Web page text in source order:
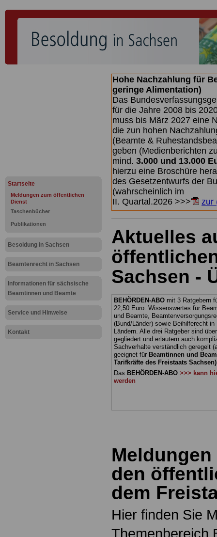
Startseite
Meldungen zum öffentlichen
Dienst
Taschenbücher
Publikationen
Besoldung in Sachsen
Beamtenrecht in Sachsen
Informationen für sächsische
Beamtinnen und Beamte
Service und Hinweise
Kontakt
Hohe Nachzahlung für
geringe Alimentation)
Das
für die Jahre 2008 bis
muss bis März 2027 eine
die zun hohen
(Beamte &
geben (Medienberichten
mind. 3.000 und 13.000
hierzu eine Broschüre
des Gesetzentwurfs der
(wahrscheinlich im
II. Quartal.2026 >>>
zur
Aktuelles
Sachsen -
BEHÖRDEN-ABO mit 3 Ratgebern
22,50 Euro: Wissenswertes für
und Beamte,
(Bund/Länder) sowie Beihilferecht in
Ländern. Alle drei Ratgeber sind
gegliedert und erläutern auch
Sachverhalte verständlich geregelt
geeignet für Beamtinnen und
Tarifkräfte des Freistaats
Das BEHÖRDEN-ABO >>> kann
werden
den
dem
Hier finden Sie
Themenbereich